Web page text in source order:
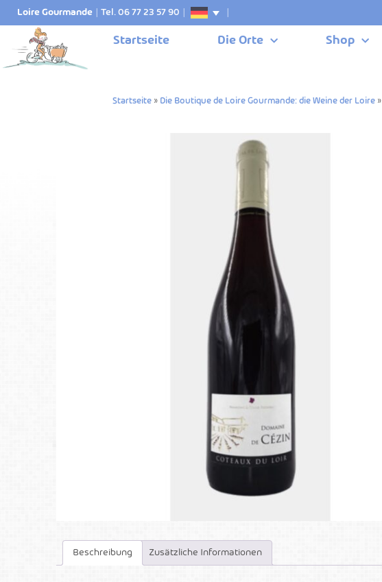
Loire Gourmande Tel. 06 77 23 57 90
Startseite Die Orte Shop
Startseite» Die Boutique de Loire Gourmande: die Weine der Loire»
Beschreibung Zusätzliche Informationen